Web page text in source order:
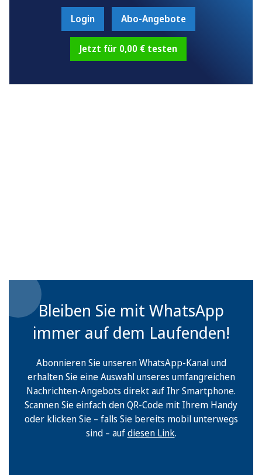
Login Abo-Angebote
Jetzt für 0,00 € testen
Bleiben Sie mit WhatsApp
immer auf dem Laufenden!
Abonnieren Sie unseren WhatsApp-Kanal und
erhalten Sie eine Auswahl unseres umfangreichen
Nachrichten-Angebots direkt auf Ihr Smartphone.
Scannen Sie einfach den QR-Code mit Ihrem Handy
oder klicken Sie – falls Sie bereits mobil unterwegs
sind – aufdiesen Link.